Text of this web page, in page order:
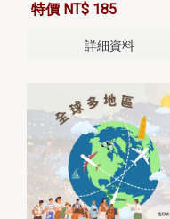
特價 NT$ 185
詳細資料